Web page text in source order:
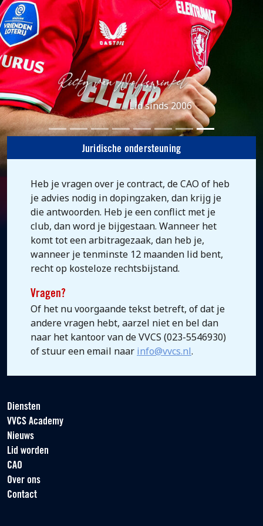
Lid sinds 2006
Juridische ondersteuning
Heb je vragen over je contract, de CAO of heb
je advies nodig in dopingzaken, dan krijg je
die antwoorden. Heb je een conflict met je
club, dan word je bijgestaan. Wanneer het
komt tot een arbitragezaak, dan heb je,
wanneer je tenminste 12 maanden lid bent,
recht op kosteloze rechtsbijstand.
Vragen?
Of het nu voorgaande tekst betreft, of dat je
andere vragen hebt, aarzel niet en bel dan
naar het kantoor van de VVCS (023-5546930)
of stuur een email naar info@vvcs.nl.
Diensten
VVCS Academy
Nieuws
Lid worden
CAO
Over ons
Contact